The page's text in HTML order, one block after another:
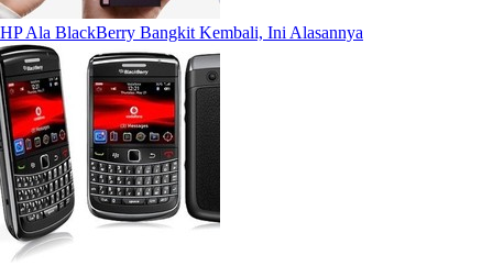
HP Ala BlackBerry Bangkit Kembali, Ini Alasannya